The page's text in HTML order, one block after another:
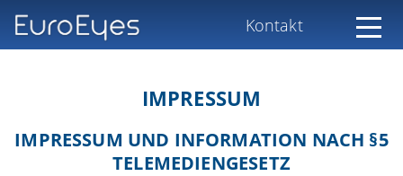
Kontakt
IMPRESSUM
IMPRESSUM UND INFORMATION NACH §5
TELEMEDIENGESETZ